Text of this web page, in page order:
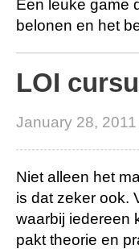
Een leuke game
belonen en het
LOI
January 28, 2011
Niet alleen het
is dat zeker ook.
waarbij iedereen
pakt theorie en